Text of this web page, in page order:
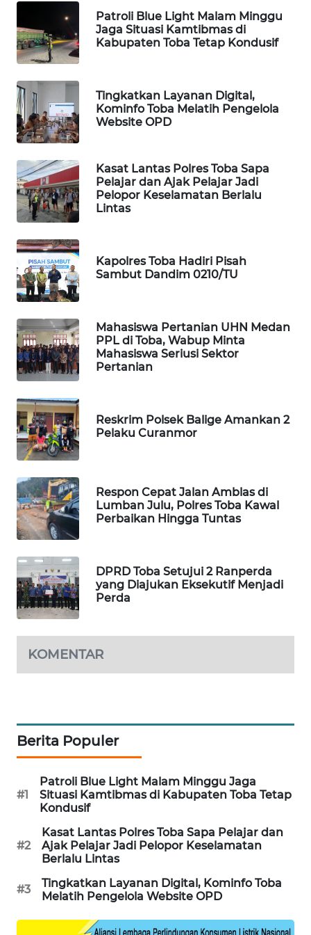
Patroli Blue Light Malam Minggu
Jaga Situasi Kamtibmas di
Kabupaten Toba Tetap Kondusif
Tingkatkan Layanan Digital,
Kominfo Toba Melatih Pengelola
Website OPD
Kasat Lantas Polres Toba Sapa
Pelajar dan Ajak Pelajar Jadi
Pelopor Keselamatan Berlalu
Lintas
Kapolres Toba Hadiri Pisah
Sambut Dandim 0210/TU
Mahasiswa Pertanian UHN Medan
PPL di Toba, Wabup Minta
Mahasiswa Seriusi Sektor
Pertanian
Reskrim Polsek Balige Amankan 2
Pelaku Curanmor
Respon Cepat Jalan Amblas di
Lumban Julu, Polres Toba Kawal
Perbaikan Hingga Tuntas
DPRD Toba Setujui 2 Ranperda
yang Diajukan Eksekutif Menjadi
Perda
KOMENTAR
Berita Populer
#1
Patroli Blue Light Malam Minggu Jaga
Situasi Kamtibmas di Kabupaten Toba Tetap
Kondusif
#2
Kasat Lantas Polres Toba Sapa Pelajar dan
Ajak Pelajar Jadi Pelopor Keselamatan
Berlalu Lintas
#3
Tingkatkan Layanan Digital, Kominfo Toba
Melatih Pengelola Website OPD
PORTAL
KONSUMEN
ALPERKLINAS
TAMBANG
NEWS
SITUNGIR
NEWS
SIDIKALANG
NEWS
SIBARAGAS
NEWS
SIANTAR
NEWS
METRO
NEWS
METRO
JAKARTA
NEWS
KRT
NEWS
NEWS
HUMBANG
NEWS
GARONGGANG
NEWS
FISUELRI
ID
ENERGI